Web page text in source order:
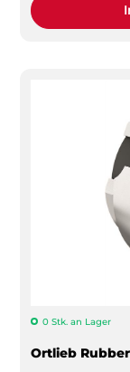
0 Stk. an Lager
Ortlieb